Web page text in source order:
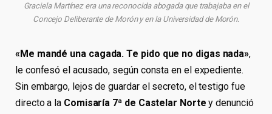
Graciela Martínez era una reconocida abogada que trabajaba en el
Concejo Deliberante de Morón y en la Universidad de Morón.
«Me mandé una cagada. Te pido que no digas nada»,
le confesó el acusado, según consta en el expediente.
Sin embargo, lejos de guardar el secreto, el testigo fue
directo a la Comisaría 7ª de Castelar Norte y denunció